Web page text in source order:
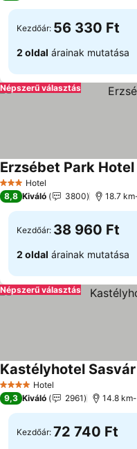
Kezdőár: 56 330 Ft
2 oldal árainak mutatása
Népszerű választás
3 Kategória
Hotel
Erzsébet Park Hotel
8,8 Kiváló 3800 18.7
Kezdőár: 38 960 Ft
2 oldal árainak mutatása
Népszerű választás
4 KategóriaHotel
Kastélyhotel
9,3 Kiváló 2961 14.8
Kezdőár: 72 740 Ft